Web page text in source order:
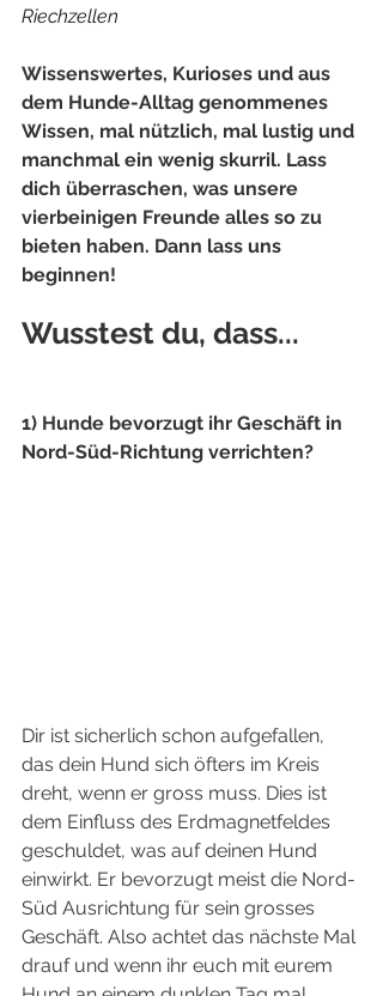
Riechzellen
Wissenswertes, Kurioses und aus
dem Hunde-Alltag genommenes
Wissen, mal nützlich, mal lustig und
manchmal ein wenig skurril. Lass
dich überraschen, was unsere
vierbeinigen Freunde alles so zu
bieten haben. Dann lass uns
beginnen!
Wusstest du, dass...
1) Hunde bevorzugt ihr Geschäft in
Nord-Süd-Richtung verrichten?
Dir ist sicherlich schon aufgefallen,
das dein Hund sich öfters im Kreis
dreht, wenn er gross muss. Dies ist
dem Einfluss des Erdmagnetfeldes
geschuldet, was auf deinen Hund
einwirkt. Er bevorzugt meist die Nord-
Süd Ausrichtung für sein grosses
Geschäft. Also achtet das nächste Mal
drauf und wenn ihr euch mit eurem